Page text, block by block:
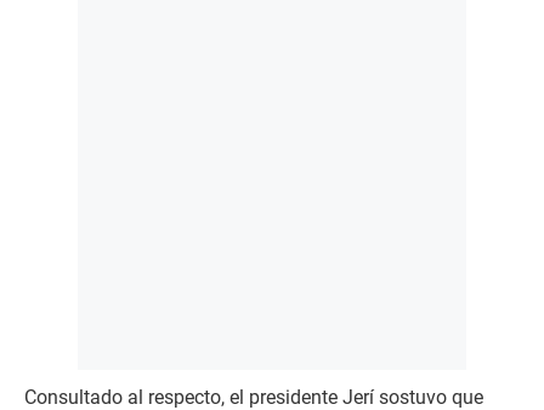
Consultado al respecto, el presidente Jerí sostuvo que